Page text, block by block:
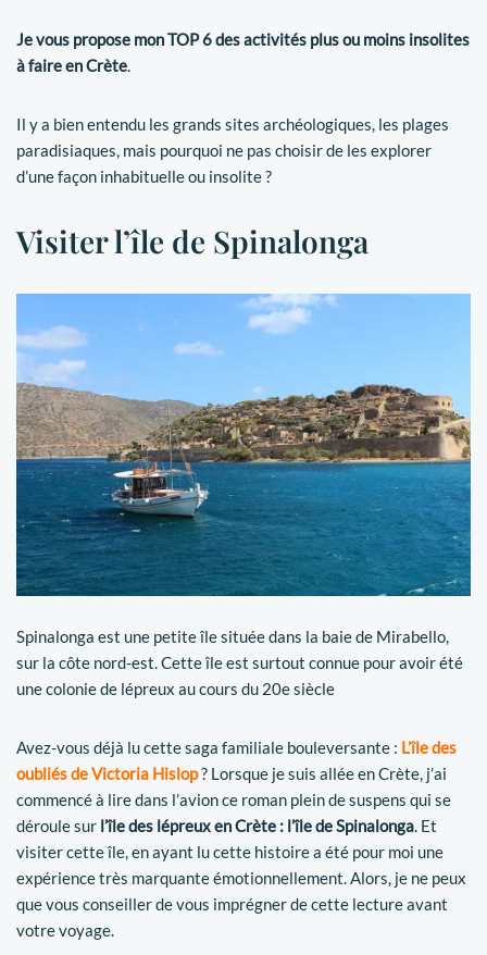
Je vous propose mon TOP 6 des activités plus ou moins insolites
à faire en Crète.
Il y a bien entendu les grands sites archéologiques, les plages
paradisiaques, mais pourquoi ne pas choisir de les explorer
d’une façon inhabituelle ou insolite ?
Visiter l’île de Spinalonga
Spinalonga est une petite île située dans la baie de Mirabello,
sur la côte nord-est. Cette île est surtout connue pour avoir été
une colonie de lépreux au cours du 20e siècle
Avez-vous déjà lu cette saga familiale bouleversante : L’île des
oubliés de Victoria Hislop? Lorsque je suis allée en Crète, j’ai
commencé à lire dans l’avion ce roman plein de suspens qui se
déroule sur l’île des lépreux en Crète : l’île de Spinalonga. Et
visiter cette île, en ayant lu cette histoire a été pour moi une
expérience très marquante émotionnellement. Alors, je ne peux
que vous conseiller de vous imprégner de cette lecture avant
votre voyage.